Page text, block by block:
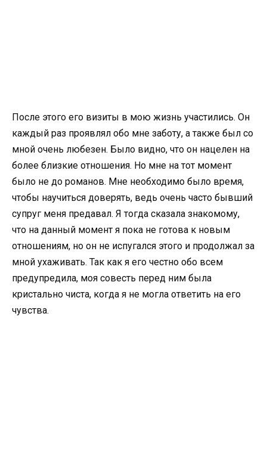
После этого его визиты в мою жизнь участились. Он
каждый раз проявлял обо мне заботу, а также был со
мной очень любезен. Было видно, что он нацелен на
более близкие отношения. Но мне на тот момент
было не до романов. Мне необходимо было время,
чтобы научиться доверять, ведь очень часто бывший
супруг меня предавал. Я тогда сказала знакомому,
что на данный момент я пока не готова к новым
отношениям, но он не испугался этого и продолжал за
мной ухаживать. Так как я его честно обо всем
предупредила, моя совесть перед ним была
кристально чиста, когда я не могла ответить на его
чувства.